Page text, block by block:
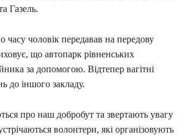
Газель.
чоловік передавав на передову
що автопарк рівненських
за допомогою. Відтепер вагітні
до іншого закладу.
про наш добробут та звертають увагу
волонтери, які організовують